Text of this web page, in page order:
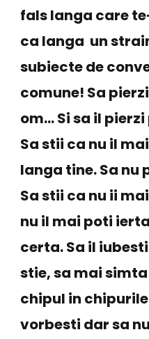
fals langa care
ca langa un
subiecte de
comune! Sa
om… Si sa il
Sa stii ca nu il
langa tine. Sa nu
Sa stii ca nu ii
nu il mai poti
certa. Sa il
stie, sa mai
chipul in
vorbesti dar sa